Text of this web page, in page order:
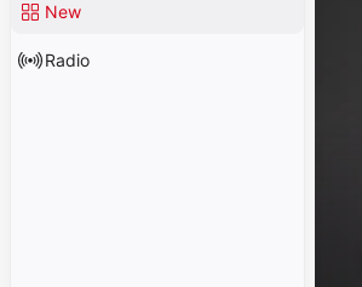
New
Radio